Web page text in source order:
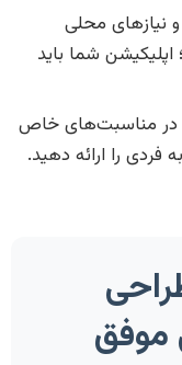
نیازهای محلی
اپلیکیشن شما باید
در مناسبت‌های خاص
را ارائه دهید.
موفق